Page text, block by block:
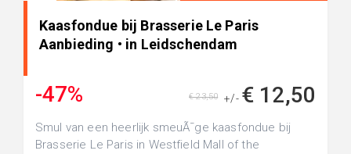
Kaasfondue bij Brasserie Le Paris
Aanbieding • in Leidschendam
-47% +/- € 12,50
€ 23,50
Smul van een heerlijk smeuÃ¯ge kaasfondue bij
Brasserie Le Paris in Westfield Mall of the